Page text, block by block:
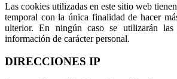
Las cookies utilizadas en este sitio web
temporal con la única finalidad de hacer
ulterior. En ningún caso se utilizarán las
información de carácter personal.
DIRECCIONES IP